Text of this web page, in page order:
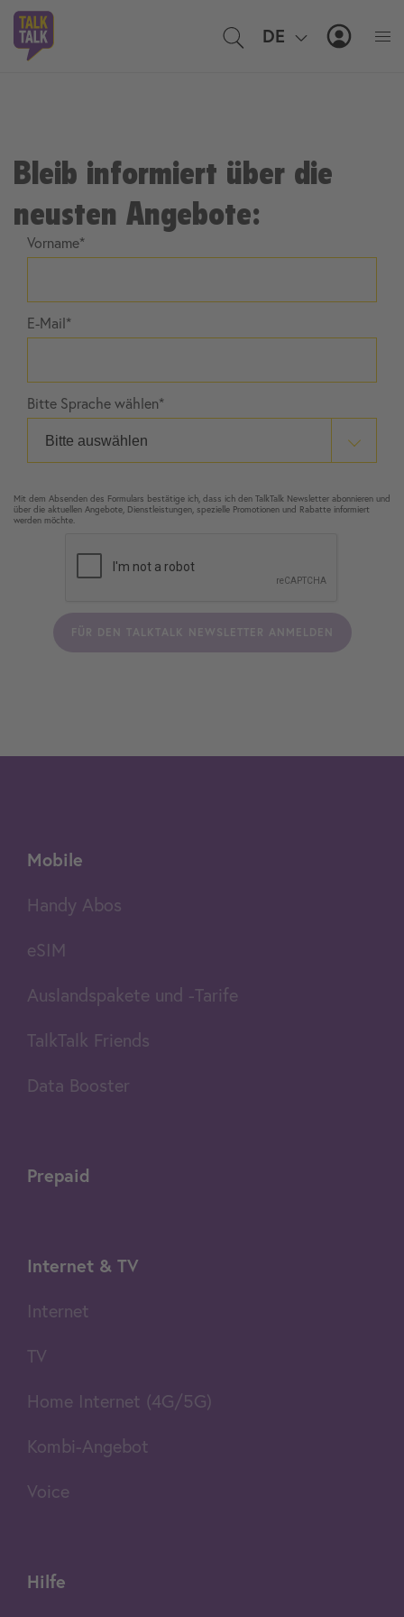
DE
Bleib informiert über die
neusten Angebote:
Vorname
E-Mail
Bitte Sprache wählen
Mit dem Absenden des Formulars bestätige ich, dass ich den TalkTalk Newsletter abonnieren und
über die aktuellen Angebote, Dienstleistungen, spezielle Promotionen und Rabatte informiert
werden möchte.
FÜR DEN TALKTALK NEWSLETTER ANMELDEN
Mobile
Handy Abos
eSIM
Auslandspakete und -Tarife
TalkTalk Friends
Data Booster
Prepaid
Internet & TV
Internet
TV
Home Internet (4G/5G)
Kombi-Angebot
Voice
Hilfe